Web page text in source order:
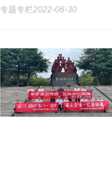
专题专栏2022-06-30